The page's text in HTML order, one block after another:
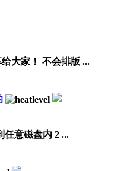
大家！ 不会排版 ...
任意磁盘内 2 ...